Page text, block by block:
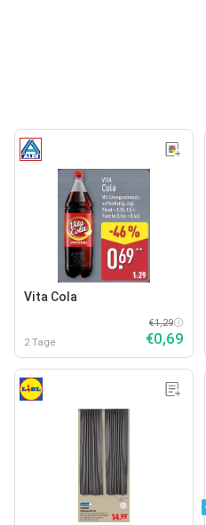
Vita Cola
2 Tage
€1,29
€0,69